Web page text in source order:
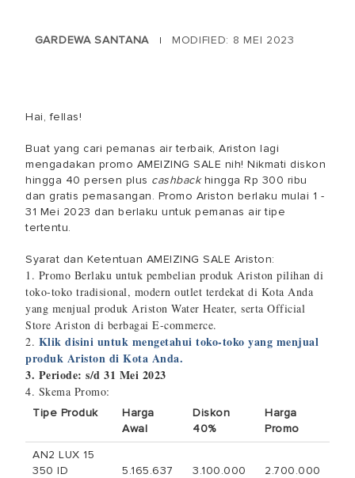
GARDEWA SANTANA | MODIFIED: 8 MEI 2023
Hai, fellas!
Buat yang cari pemanas air terbaik, Ariston lagi
mengadakan promo AMEIZING SALE nih! Nikmati diskon
hingga 40 persen plus cashbackhingga Rp 300 ribu
dan gratis pemasangan. Promo Ariston berlaku mulai 1 -
31 Mei 2023 dan berlaku untuk pemanas air tipe
tertentu.
Syarat dan Ketentuan AMEIZING SALE Ariston:
1. Promo Berlaku untuk pembelian produk Ariston pilihan di
toko-toko tradisional, modern outlet terdekat di Kota Anda
yang menjual produk Ariston Water Heater, serta Official
Store Ariston di berbagai E-commerce.
2. Klik disini untuk mengetahui toko-toko yang menjual
produk Ariston di Kota Anda.
3. Periode: s/d 31 Mei 2023
4. Skema Promo:
Tipe Produk
Harga
Awal
Diskon
40%
Harga
Promo
AN2 LUX 15
350 ID
5.165.637 3.100.000
2.700.000